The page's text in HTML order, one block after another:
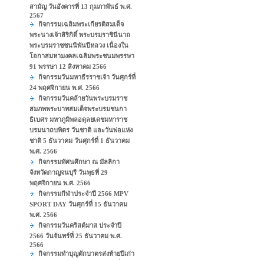
สามัญ วันอังคารที่ 13 กุมภาพันธ์ พ.ศ.
2567
กิจกรรมเฉลิมพระเกียรติสมเด็จ
พระนางเจ้าสิริกิติ์ พระบรมราชินีนาถ
พระบรมราชชนนีพันปีหลวง เนื่องใน
โอกาสมหามงคลเฉลิมพระชนมพรรษา
91 พรรษา 12 สิงหาคม 2566
กิจกรรมวันมหาธีรราชเจ้า วันศุกร์ที่
24 พฤศจิกายน พ.ศ. 2566
กิจกรรมวันคล้ายวันพระบรมราช
สมภพพระบาทสมเด็จพระบรมชนกา
ธิเบศร มหาภูมิพลอดุลยเดชมหาราช
บรมนาถบพิตร วันชาติ และวันพ่อแห่ง
ชาติ 5 ธันวาคม วันศุกร์ที่ 1 ธันวาคม
พ.ศ. 2566
กิจกรรมทัศนศึกษา ณ มัลลิกา
จังหวัดกาญจนบุรี วันพุธที่ 29
พฤศจิกายน พ.ศ. 2566
กิจกรรมกีฬาประจำปี 2566 MPV
SPORT DAY วันศุกร์ที่ 15 ธันวาคม
พ.ศ. 2566
กิจกรรมวันคริสต์มาส ประจำปี
2566 วันจันทร์ที่ 25 ธันวาคม พ.ศ.
2566
กิจกรรมทำบุญตักบาตรส่งท้ายปีเก่า